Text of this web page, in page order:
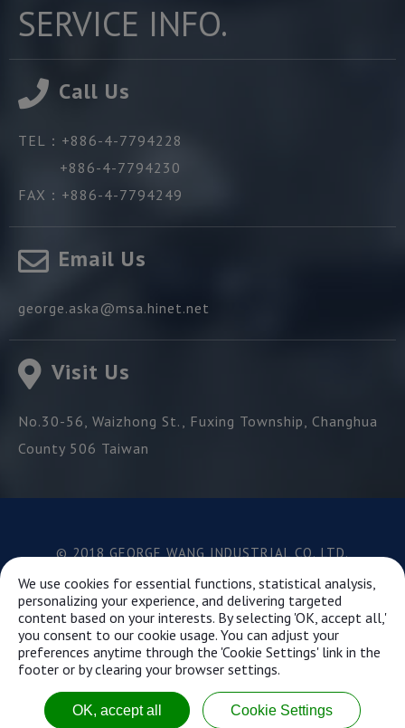
SERVICE INFO.
Call Us
TEL： +886-4-7794228
+886-4-7794230
FAX： +886-4-7794249
Email Us
george.aska@msa.hinet.net
Visit Us
No.30-56, Waizhong St., Fuxing Township, Changhua
County 506 Taiwan
© 2018 GEORGE WANG INDUSTRIAL CO.,LTD.
Best viewed with Google Chrome, Firefox, IE 10 and
above.
This website uses cookies to ensure you get the best
Got it!
We use cookies for essential functions, statistical analysis,
personalizing your experience, and delivering targeted
content based on your interests. By selecting 'OK, accept all,'
you consent to our cookie usage. You can adjust your
preferences anytime through the 'Cookie Settings' link in the
footer or by clearing your browser settings.
OK, accept all Cookie Settings